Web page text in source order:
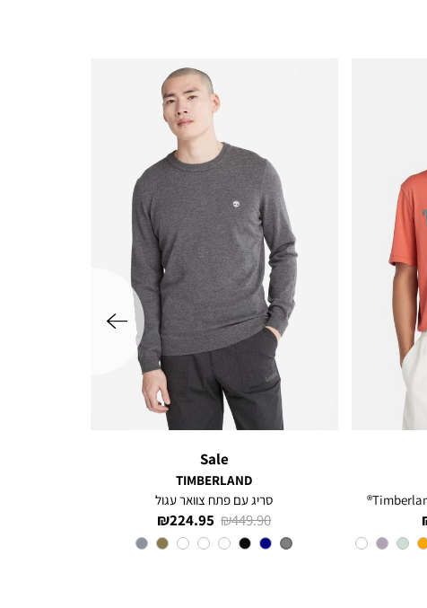
Sale
TIMBERLAND
סריג עם פתח צוואר עגול
מחיר
מוצר
224.95 ₪
מחיר
רגיל
449.90 ₪
צבע
Grey
שמאלה